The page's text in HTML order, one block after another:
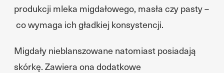
produkcji mleka migdałowego, masła czy pasty –
co wymaga ich gładkiej konsystencji.
Migdały nieblanszowane natomiast posiadają
skórkę. Zawiera ona dodatkowe